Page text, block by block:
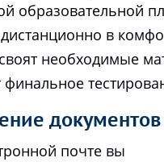
образовательной
в
необходимые
финальное
документов
почте вы